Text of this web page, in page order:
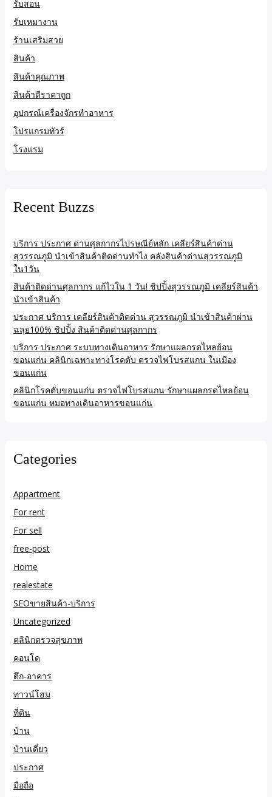
รับสอน
รับเหมางาน
ร้านเสริมสวย
สินค้า
สินค้าคุณภาพ
สินค้าดีราคาถูก
อุปกรณ์เครื่องจักรทำอาหาร
โปรแกรมทัวร์
โรงแรม
Recent Buzzs
บริการ ประกาศ ด่านศุลกากรไปรษณีย์หลัก เคลียร์สินค้าด่าน
สุวรรณภูมิ นำเข้าสินค้าติดด่านทำไง คลังสินค้าด่านสุวรรณภูมิ
ใน1วัน
สินค้าติดด่านศุลกากร แก้ไวใน 1 วัน! ชิปปิ้งสุวรรณภูมิ เคลียร์สินค้า
นำเข้าสินค้า
ประกาศ บริการ เคลียร์สินค้าติดด่าน สุวรรณภูมิ นำเข้าสินค้าผ่าน
ฉลุย100% ชิปปิ้ง สินค้าติดด่านศุลกากร
บริการ ประกาศ ระบบทางเดินอาหาร รักษาแผลกรดไหลย้อน
ขอนแก่น คลินิกเฉพาะทางโรคตับ ตรวจไฟโบรสแกน ในเมือง
ขอนแก่น
คลินิกโรคตับขอนแก่น ตรวจไฟโบรสแกน รักษาแผลกรดไหลย้อน
ขอนแก่น หมอทางเดินอาหารขอนแก่น
Categories
Appartment
For rent
For sell
free-post
Home
realestate
SEOขายสินค้า-บริการ
Uncategorized
คลินิกตรวจสุขภาพ
คอนโด
ตึก-อาคาร
ทาวน์โฮม
ที่ดิน
บ้าน
บ้านเดี่ยว
ประกาศ
มือถือ